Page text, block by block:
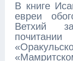
В книге
евреи
Ветхий